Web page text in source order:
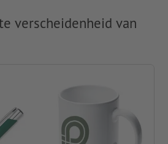
verscheidenheid van